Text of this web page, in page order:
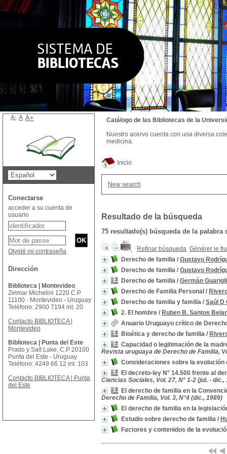
Inicio
New search
Resultado de la búsqueda
75 resultado(s) búsqueda de la palabra
Refinar búsqueda Générer le
Derecho de familia / Gustavo
Derecho de familia / Gustavo
Derecho de familia / Germán
Derecho de Familia Personal /
Derecho de familia y familia / Saúl D
2. El hombre / Ruben B. Santos
Anuario Uruguayo crítico de
Bioética y derecho de familia /
Capacidad o legitimación de la
Revista uruguaya de Derecho de Familia,
Consideraciones sobre la
El decreto-ley N° 14.500 frente al
Ciencias Sociales, Vol. 27, N° 1-2 (jul. - dic.,
El derecho de familia en la
Derecho de Familia, Vol. 3, N°4 (dic., 1989)
El derecho de familia en la
Estudio sobre derecho de familia /
Factores y contenidos de la
Catálogo de las Bibliotecas de la
Nuestro acervo cuenta con una diversa
medicina.
A- A A+
Conectarse
acceder a su cuenta de
usuario
Olvidé mi contraseña
Dirección
Biblioteca | Montevideo
Zelmar Michelini 1220 C.P
11100 - Montevideo - Uruguay
Teléfono: 2900 7194 int. 20
Contacto BIBLIOTECA |
Montevideo
Biblioteca | Punta del Este
Prado y Salt Lake, C.P 20100
Punta del Este - Uruguay
Teléfono: 4249 66 12 int. 103
Contacto BIBLIOTECA | Punta
del Este